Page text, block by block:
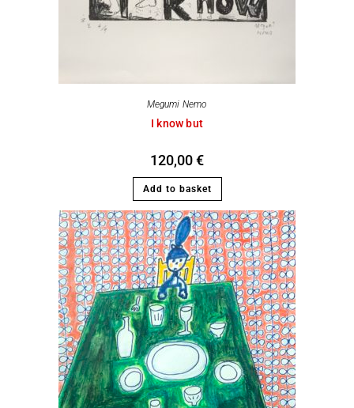
Megumi Nemo
I know but
120,00€
Add to basket